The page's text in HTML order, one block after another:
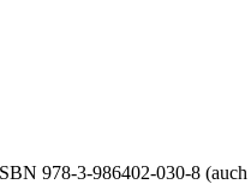
978-3-986402-030-8